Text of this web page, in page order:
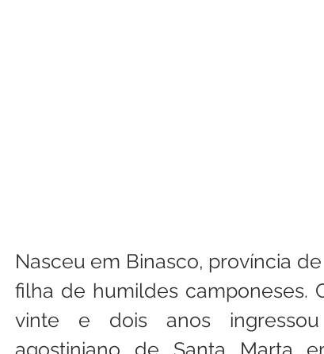
Nasceu em Binasco, província
filha de humildes camponeses.
vinte e dois anos
agostiniano de Santa Marta